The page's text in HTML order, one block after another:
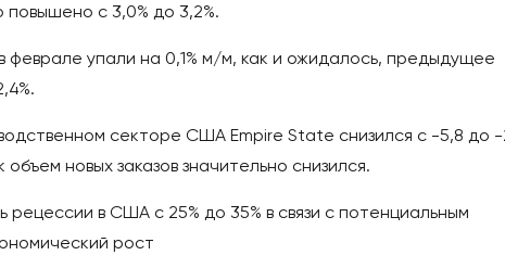
с 3,0% до 3,2%.
упали на 0,1% м/м, как и ожидалось, предыдущее
секторе США Empire State снизился с -5,8 до
новых заказов значительно снизился.
в США с 25% до 35% в связи с потенциальным
рост